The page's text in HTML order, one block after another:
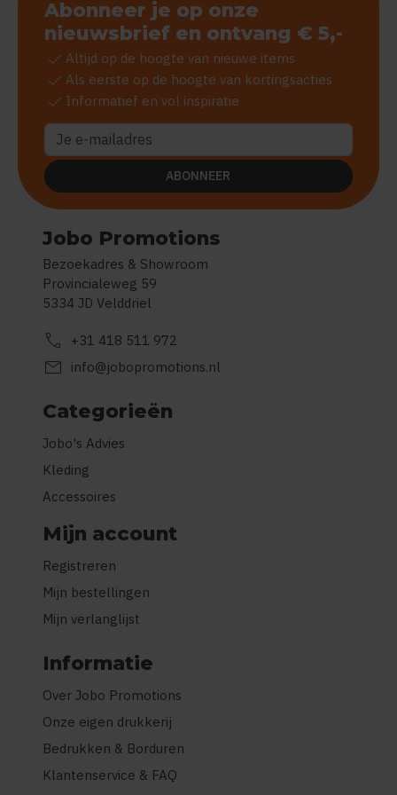
Jobo Promotions
Bezoekadres & Showroom
Provincialeweg 59
5334 JD Velddriel
call +31 418 511 972
mail info@jobopromotions.nl
Categorieën
Jobo's Advies
Kleding
Accessoires
Mijn account
Registreren
Mijn bestellingen
Mijn verlanglijst
Informatie
Over Jobo Promotions
Onze eigen drukkerij
Bedrukken & Borduren
Klantenservice & FAQ
Abonneer je op onze
nieuwsbrief en ontvang € 5,-
check Altijd op de hoogte van nieuwe items
check Als eerste op de hoogte van kortingsacties
check Informatief en vol inspiratie
ABONNEER